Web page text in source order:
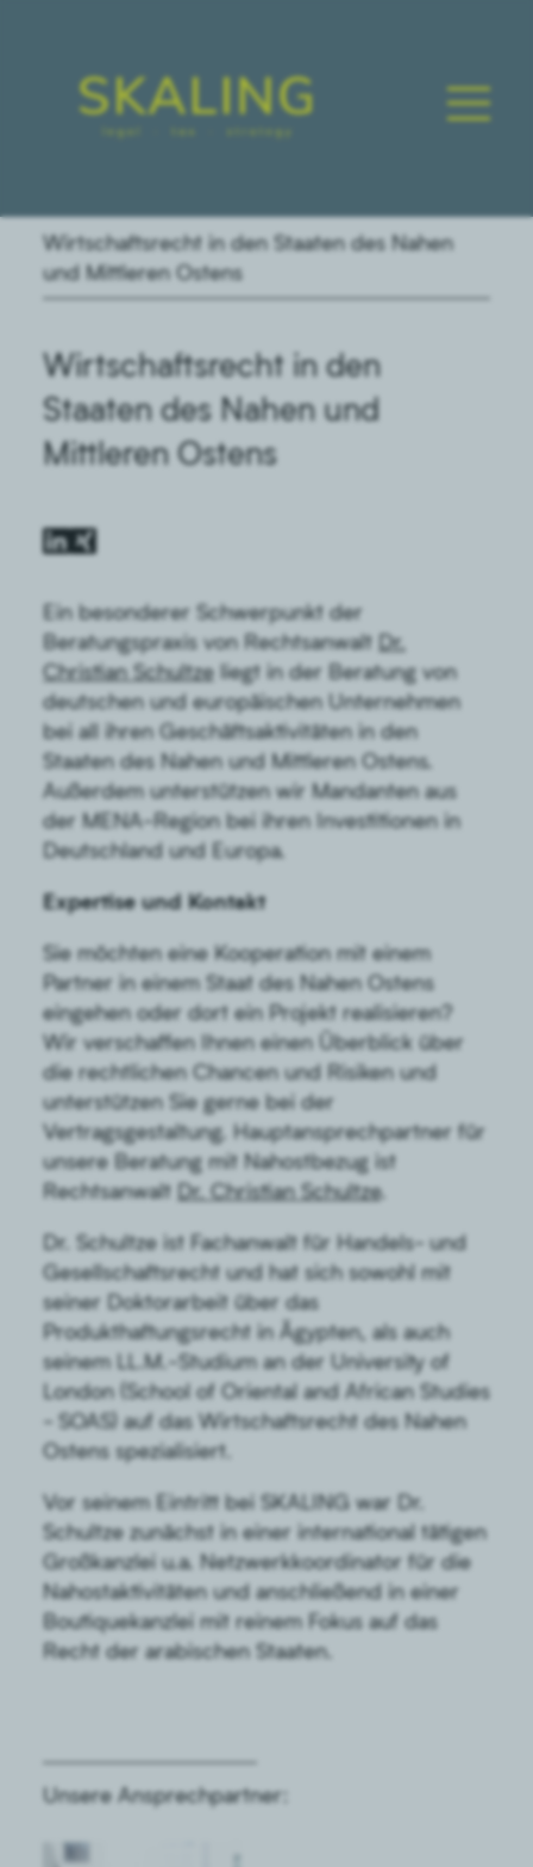
Wirtschaftsrecht in den Staaten des Nahen
und Mittleren Ostens
Wirtschaftsrecht in den
Staaten des Nahen und
Mittleren Ostens
Ein besonderer Schwerpunkt der
Beratungspraxis von Rechtsanwalt Dr.
Christian Schultze liegt in der Beratung von
deutschen und europäischen Unternehmen
bei all ihren Geschäftsaktivitäten in den
Staaten des Nahen und Mittleren Ostens.
Außerdem unterstützen wir Mandanten aus
der MENA-Region bei ihren Investitionen in
Deutschland und Europa.
Expertise und Kontakt
Sie möchten eine Kooperation mit einem
Partner in einem Staat des Nahen Ostens
eingehen oder dort ein Projekt realisieren?
Wir verschaffen Ihnen einen Überblick über
die rechtlichen Chancen und Risiken und
unterstützen Sie gerne bei der
Vertragsgestaltung. Hauptansprechpartner für
unsere Beratung mit Nahostbezug ist
Rechtsanwalt Dr. Christian Schultze.
Dr. Schultze ist Fachanwalt für Handels- und
Gesellschaftsrecht und hat sich sowohl mit
seiner Doktorarbeit über das
Produkthaftungsrecht in Ägypten, als auch
seinem LL.M.-Studium an der University of
London (School of Oriental and African Studies
- SOAS) auf das Wirtschaftsrecht des Nahen
Ostens spezialisiert.
Vor seinem Eintritt bei SKALING war Dr.
Schultze zunächst in einer international tätigen
Großkanzlei u.a. Netzwerkkoordinator für die
Nahostaktivitäten und anschließend in einer
Boutiquekanzlei mit reinem Fokus auf das
Recht der arabischen Staaten.
Unsere Ansprechpartner: